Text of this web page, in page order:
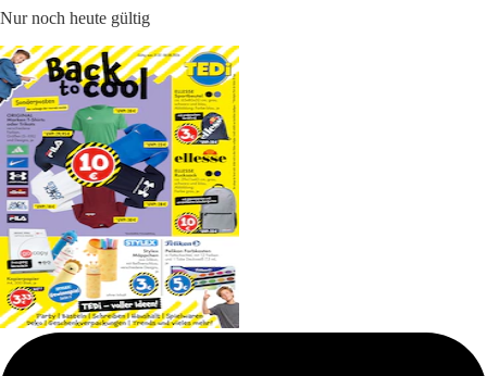
Nur noch heute gültig